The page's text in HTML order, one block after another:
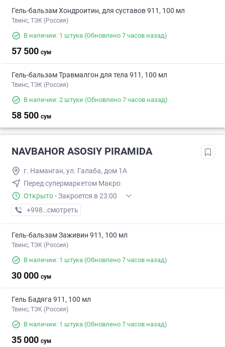
Гель-бальзам Хондроитин, для суставов 911, 100 мл
Твинс, ТЭК (Россия)
В наличии: 1 штука (Обновлено 7 часов назад)
57 500 сум
Гель-бальзам Травмалгон для тела 911, 100 мл
Твинс, ТЭК (Россия)
В наличии: 2 штуки (Обновлено 7 часов назад)
58 500 сум
NAVBAHOR ASOSIY PIRAMIDA
г. Наманган, ул. Галаба, дом 1А
Перед супермаркетом Макро
Открыто · Закроется в 23:00
+998 (69) XXX-XX-XX
смотреть
Гель-бальзам Заживин 911, 100 мл
Твинс, ТЭК (Россия)
В наличии: 1 штука (Обновлено 7 часов назад)
30 000 сум
Гель Бадяга 911, 100 мл
Твинс, ТЭК (Россия)
В наличии: 1 штука (Обновлено 7 часов назад)
35 000 сум